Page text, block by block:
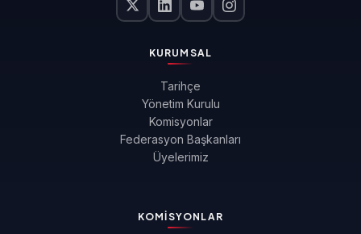
KURUMSAL
Tarihçe
Yönetim Kurulu
Komisyonlar
Federasyon Başkanları
Üyelerimiz
KOMISYONLAR